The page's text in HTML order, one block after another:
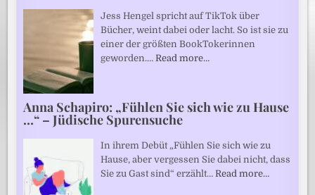
Jess Hengel spricht auf TikTok über
Bücher, weint dabei oder lacht. So ist sie zu
einer der größten BookTokerinnen
geworden.…Read more…
Anna Schapiro: „Fühlen Sie sich wie zu Hause
…“ – Jüdische Spurensuche
In ihrem Debüt „Fühlen Sie sich wie zu
Hause, aber vergessen Sie dabei nicht, dass
Sie zu Gast sind“ erzählt…Read more…